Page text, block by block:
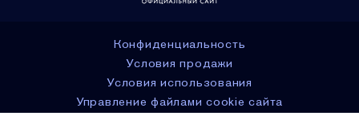
Конфиденциальность
Условия продажи
Условия использования
Управление файлами cookie сайта